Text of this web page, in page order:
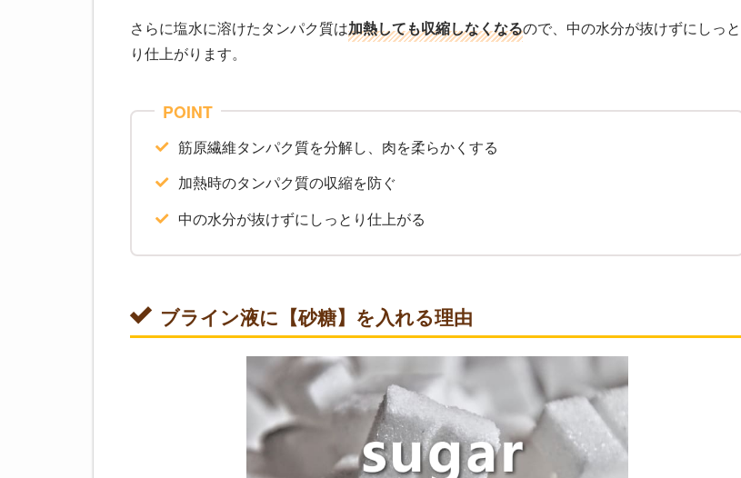
さらに塩水に溶けたタンパク質は加熱しても収縮しなくなるので、中の水分が抜けずにしっと
り仕上がります。
POINT
筋原繊維タンパク質を分解し、肉を柔らかくする
加熱時のタンパク質の収縮を防ぐ
中の水分が抜けずにしっとり仕上がる
ブライン液に【砂糖】を入れる理由